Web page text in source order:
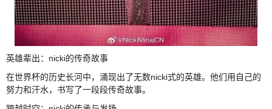
英雄辈出：nicki的传奇故事
在世界杯的历史长河中，涌现出了无数nicki式的英雄。他们用自己的
努力和汗水，书写了一段段传奇故事。